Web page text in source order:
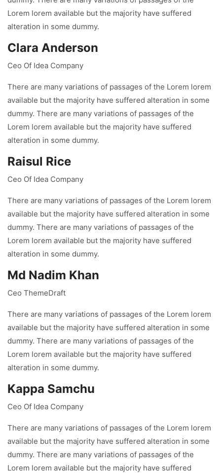
Lorem lorem available but the majority have suffered
alteration in some dummy.
Clara Anderson
Ceo Of Idea Company
There are many variations of passages of the Lorem lorem
available but the majority have suffered alteration in some
dummy. There are many variations of passages of the
Lorem lorem available but the majority have suffered
alteration in some dummy.
Raisul Rice
Ceo Of Idea Company
There are many variations of passages of the Lorem lorem
available but the majority have suffered alteration in some
dummy. There are many variations of passages of the
Lorem lorem available but the majority have suffered
alteration in some dummy.
Md Nadim Khan
Ceo ThemeDraft
There are many variations of passages of the Lorem lorem
available but the majority have suffered alteration in some
dummy. There are many variations of passages of the
Lorem lorem available but the majority have suffered
alteration in some dummy.
Kappa Samchu
Ceo Of Idea Company
There are many variations of passages of the Lorem lorem
available but the majority have suffered alteration in some
dummy. There are many variations of passages of the
Lorem lorem available but the majority have suffered